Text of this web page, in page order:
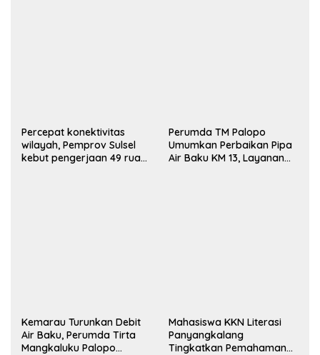
Percepat konektivitas
wilayah, Pemprov Sulsel
kebut pengerjaan 49 ruas
Perumda TM Palopo
Umumkan Perbaikan Pipa
Air Baku KM 13, Layanan
Kemarau Turunkan Debit
Air Baku, Perumda Tirta
Mangkaluku Palopo
Mahasiswa KKN Literasi
Panyangkalang
Tingkatkan Pemahaman